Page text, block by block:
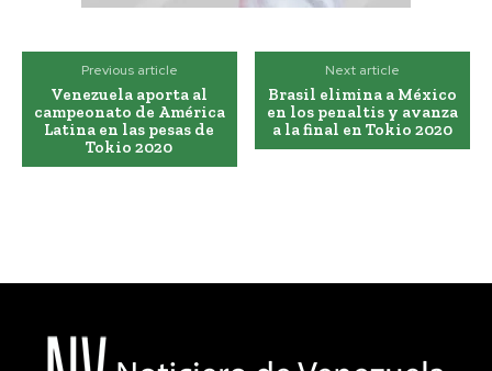
Previous article
Venezuela aporta al
campeonato de América
Latina en las pesas de
Tokio 2020
Next article
Brasil elimina a México
en los penaltis y avanza
a la final en Tokio 2020